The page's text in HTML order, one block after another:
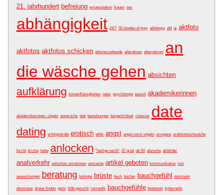
21. jahrhundert befreiung emanzipation frauen sex
abhängigkeit 24/7 50 shades of grey abhängig afd ai aktfoto
aktfotos aktfotos schicken alleinerziehende alterativen alternativen an
die wäsche gehen absichten
aufklärung körperflüssigkeiten natur psychologie tausch akademikerinnen
akademikerinnen. vögeln ansprüche bett beziehungen bürgerlichkeit chancen date
dating erfolgsstrafe erotisch ethik angst angst vorm vögeln arroganz erektionsschwäche
furcht kirche liebe anlocken "heilige nacht" 37 grad ab 50 abzocke aktbilder
analverkehr anlocken. emotionen anmache artikel geboten kommunikation lust
auswirkungen beratung biologie brüste buch bücher bauchgefühl dominant
dominanz dreier finden geist hilfe gesucht romantik bauchgefühle fantasien kybernetik